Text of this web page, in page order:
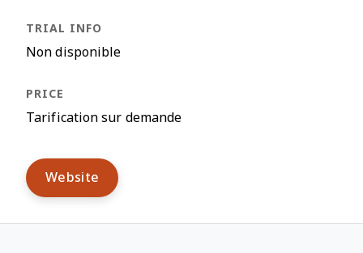
Non disponible
Tarification sur demande
Website